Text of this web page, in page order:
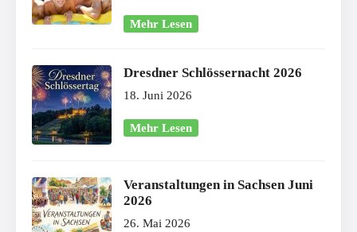
Mehr Lesen
Dresdner Schlössernacht 2026
18. Juni 2026
Mehr Lesen
Veranstaltungen in Sachsen Juni
2026
26. Mai 2026